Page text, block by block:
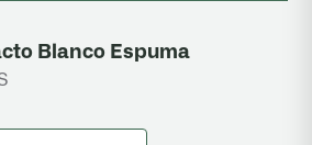
Blanco Espuma